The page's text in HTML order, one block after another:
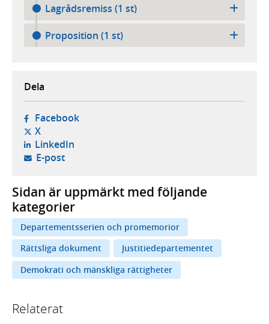
Lagrådsremiss (1 st)
Proposition (1 st)
Dela
Facebook- öppnas i ny flik, extern webbplats,
X- öppnas i ny flik, extern webbplats,
LinkedIn- öppnas i ny flik, extern webbplats,
E-post- öppnar din e-postklient,
Sidan är uppmärkt med följande
kategorier
Departementsserien och promemorior
Rättsliga dokument
Justitiedepartementet
Demokrati och mänskliga rättigheter
Relaterat